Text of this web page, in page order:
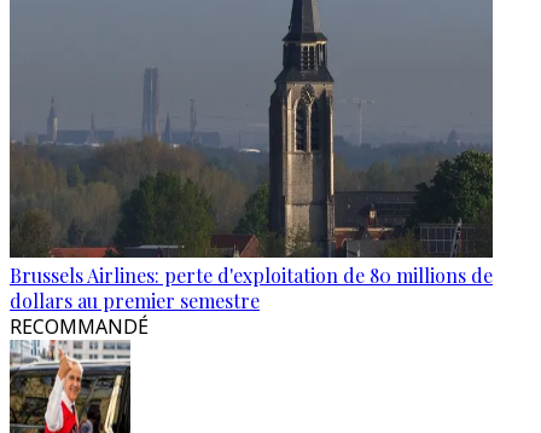
Brussels Airlines: perte d'exploitation de 80 millions de
dollars au premier semestre
RECOMMANDÉ